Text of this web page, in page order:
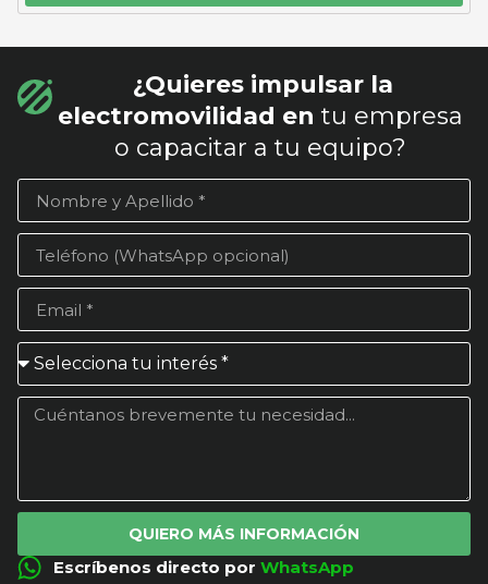
¿Quieres impulsar la
electromovilidad en tu empresa
o capacitar a tu equipo?
QUIERO MÁS INFORMACIÓN
Escríbenos directo por WhatsApp